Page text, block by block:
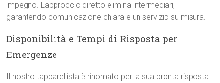
impegno. Lapproccio diretto elimina intermediari,
garantendo comunicazione chiara e un servizio su misura.
Disponibilità e Tempi di Risposta per
Emergenze
Il nostro tapparellista è rinomato per la sua pronta risposta